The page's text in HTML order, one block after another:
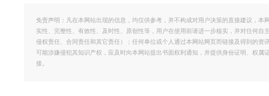
免责声明：凡在本网站出现的信息，均仅供参考，并不构成对用户决策的直接建议，
实性、完整性、有效性、及时性、原创性等，用户在使用前请进一步核实，并对任何
侵权责任、合同责任和其它责任）；任何单位或个人通过本网站网页而链接及得到的
可能涉嫌侵犯其知识产权，应及时向本网站提出书面权利通知，并提供身份证明、权
接。